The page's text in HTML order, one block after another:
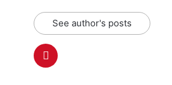
See author's posts